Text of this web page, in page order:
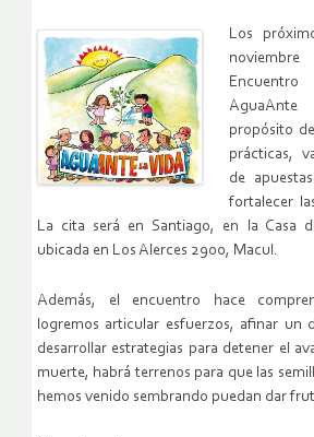
Los
propósito
prácticas,
de
fortalecer
La cita será en Santiago, en la Casa
ubicada en Los Alerces 2900, Macul.
Además, el encuentro hace
logremos articular esfuerzos, afinar un
desarrollar estrategias para detener el
muerte, habrá terrenos para que las
hemos venido sembrando puedan dar